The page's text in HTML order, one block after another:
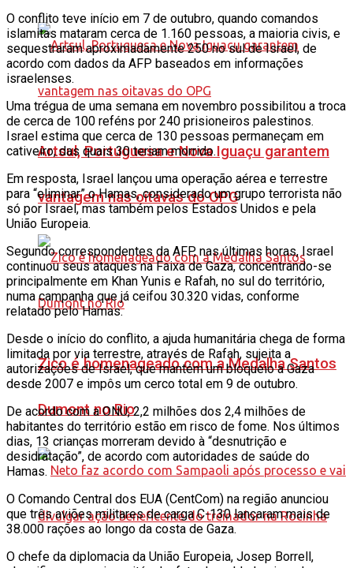
Artsul, Portuguesa e Nova Iguaçu garantem
vantagem nas oitavas do OPG
Zico é homenageado com a Medalha Santos
Dumont no Rio
O conflito teve início em 7 de outubro, quando comandos
islamitas mataram cerca de 1.160 pessoas, a maioria civis, e
sequestraram aproximadamente 250 no sul de Israel, de
acordo com dados da AFP baseados em informações
israelenses.
Uma trégua de uma semana em novembro possibilitou a troca
de cerca de 100 reféns por 240 prisioneiros palestinos.
Israel estima que cerca de 130 pessoas permaneçam em
cativeiro, das quais 30 teriam morrido.
Em resposta, Israel lançou uma operação aérea e terrestre
para “eliminar” o Hamas, considerado um grupo terrorista não
só por Israel, mas também pelos Estados Unidos e pela
União Europeia.
Segundo correspondentes da AFP, nas últimas horas, Israel
continuou seus ataques na Faixa de Gaza, concentrando-se
principalmente em Khan Yunis e Rafah, no sul do território,
numa campanha que já ceifou 30.320 vidas, conforme
relatado pelo Hamas.
Desde o início do conflito, a ajuda humanitária chega de forma
limitada por via terrestre, através de Rafah, sujeita a
autorizações de Israel, que mantém um bloqueio a Gaza
desde 2007 e impôs um cerco total em 9 de outubro.
De acordo com a ONU, 2,2 milhões dos 2,4 milhões de
habitantes do território estão em risco de fome. Nos últimos
dias, 13 crianças morreram devido à “desnutrição e
desidratação”, de acordo com autoridades de saúde do
Hamas.
O Comando Central dos EUA (CentCom) na região anunciou
que três aviões militares de carga C-130 lançaram mais de
38.000 rações ao longo da costa de Gaza.
O chefe da diplomacia da União Europeia, Josep Borrell,